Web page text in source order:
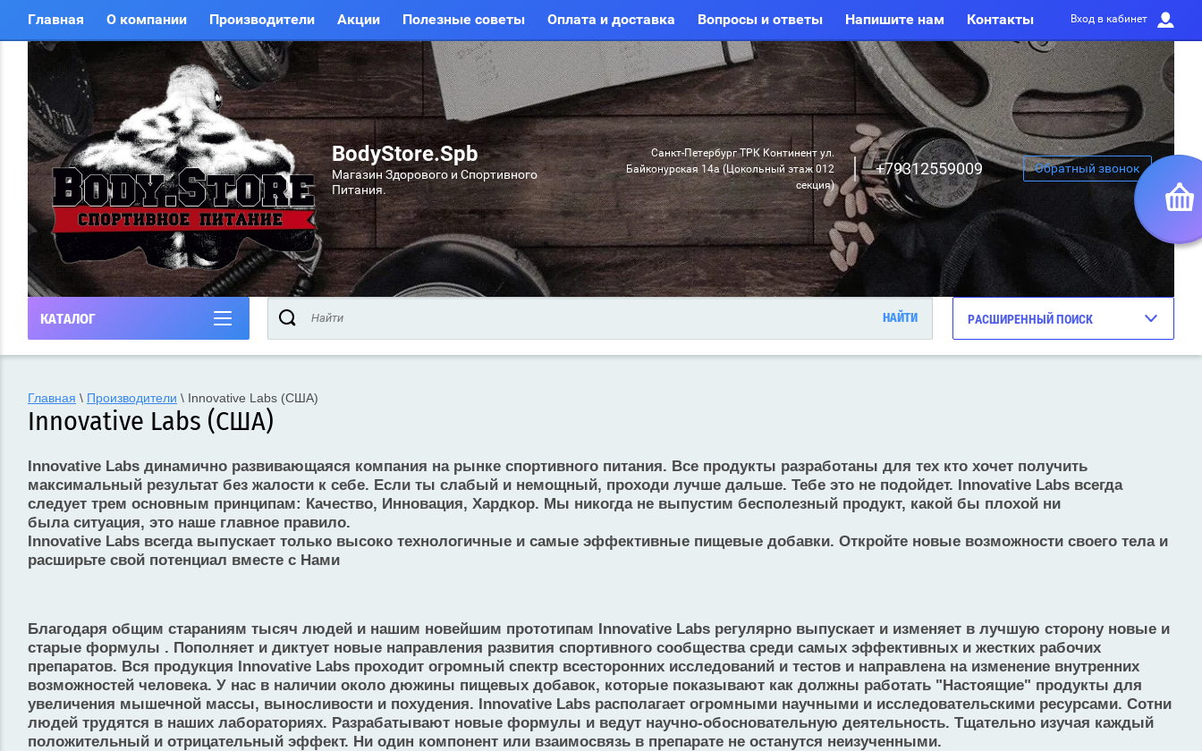
Главная О компании Производители Акции Полезные советы Оплата и доставка Вопросы и ответы Напишите нам Контакты Вход в кабинет
BodyStore.Spb
Магазин Здорового и Спортивного
Питания.
Санкт-Петербург ТРК Континент ул.
Байконурская 14а (Цокольный этаж 012
секция)
+79312559009 Обратный звонок
КАТАЛОГ РАСШИРЕННЫЙ ПОИСК
Главная \ Производители \ Innovative Labs (США)
Innovative Labs (США)
Innovative Labs динамично развивающаяся компания на рынке спортивного питания. Все продукты разработаны для тех кто хочет получить
максимальный результат без жалости к себе. Если ты слабый и немощный, проходи лучше дальше. Тебе это не подойдет. Innovative Labs всегда
следует трем основным принципам: Качество, Инновация, Хардкор. Мы никогда не выпустим бесполезный продукт, какой бы плохой ни
была ситуация, это наше главное правило.
Innovative Labs всегда выпускает только высоко технологичные и самые эффективные пищевые добавки. Откройте новые возможности своего тела и
расширьте свой потенциал вместе с Нами
Благодаря общим стараниям тысяч людей и нашим новейшим прототипам Innovative Labs регулярно выпускает и изменяет в лучшую сторону новые и
старые формулы . Пополняет и диктует новые направления развития спортивного сообщества среди самых эффективных и жестких рабочих
препаратов. Вся продукция Innovative Labs проходит огромный спектр всесторонних исследований и тестов и направлена на изменение внутренних
возможностей человека. У нас в наличии около дюжины пищевых добавок, которые показывают как должны работать "Настоящие" продукты для
увеличения мышечной массы, выносливости и похудения. Innovative Labs располагает огромными научными и исследовательскими ресурсами. Сотни
людей трудятся в наших лабораториях. Разрабатывают новые формулы и ведут научно-обосновательную деятельность. Тщательно изучая каждый
положительный и отрицательный эффект. Ни один компонент или взаимосвязь в препарате не останутся неизученными.